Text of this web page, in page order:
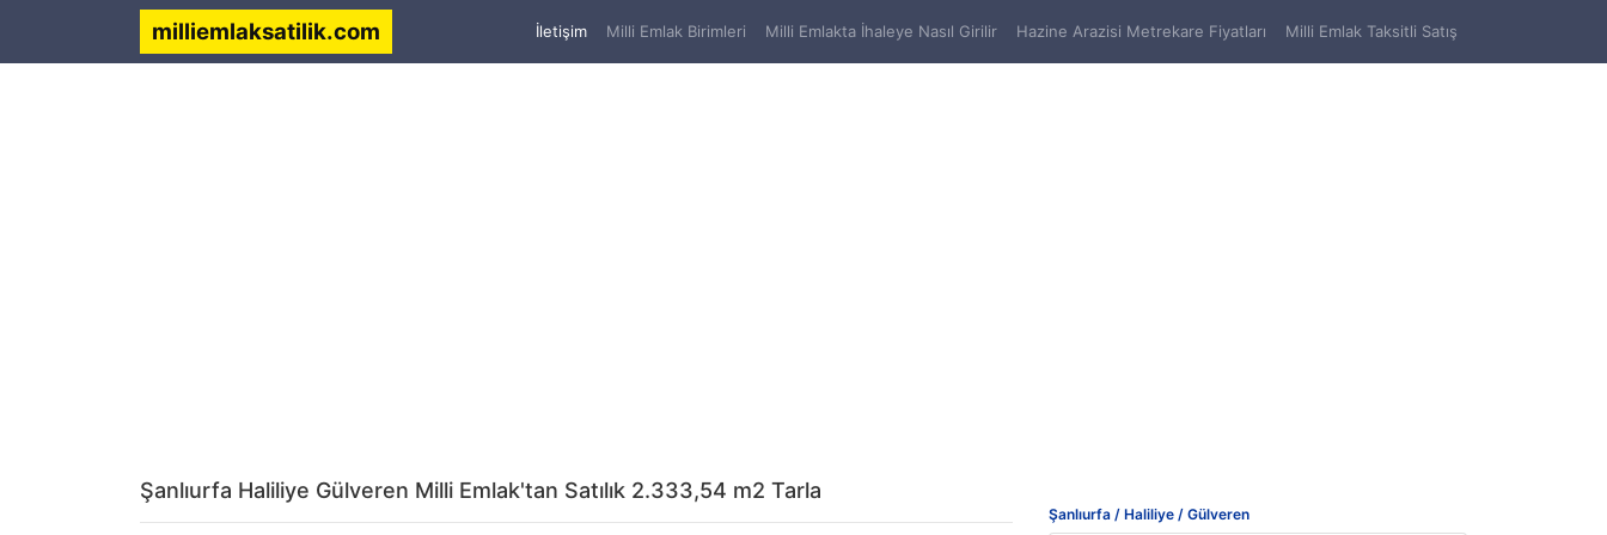
milliemlaksatilik.com İletişim(current)
Milli Emlak Birimleri Milli Emlakta İhaleye Nasıl Girilir Hazine Arazisi Metrekare Fiyatları Milli Emlak Taksitli Satış
Şanlıurfa Haliliye Gülveren Milli Emlak'tan Satılık 2.333,54 m2 Tarla
Şanlıurfa / Haliliye / Gülveren